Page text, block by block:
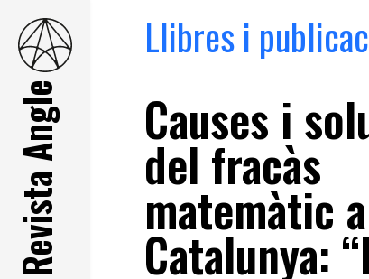
Revista Angle
Llibres i
Causes i
del fracàs
matemàtic a
Catalunya: